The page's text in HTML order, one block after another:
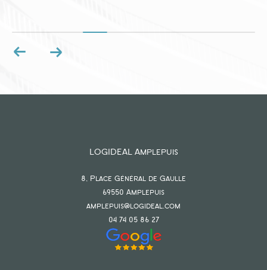
LOGIDEAL Amplepuis
8, Place Général de Gaulle
69550 amplepuis
amplepuis@logideal.com
04 74 05 86 27